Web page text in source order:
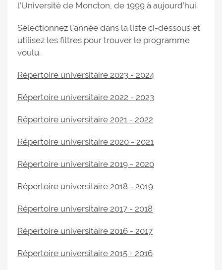
l’Université de Moncton, de 1999 à aujourd’hui.
Sélectionnez l’année dans la liste ci-dessous et
utilisez les filtres pour trouver le programme
voulu.
Répertoire universitaire 2023 - 2024
Répertoire universitaire 2022 - 2023
Répertoire universitaire 2021 - 2022
Répertoire universitaire 2020 - 2021
Répertoire universitaire 2019 - 2020
Répertoire universitaire 2018 - 2019
Répertoire universitaire 2017 - 2018
Répertoire universitaire 2016 - 2017
Répertoire universitaire 2015 - 2016